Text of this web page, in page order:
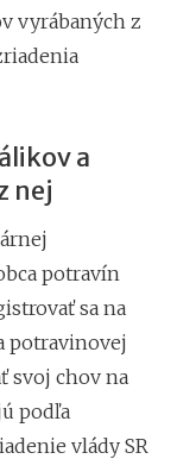
vyrábaných z
a
nej
potravín
sa na
potravinovej
svoj chov na
podľa
vlády SR